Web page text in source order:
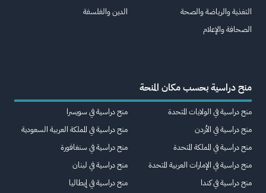
التغذية والرياضة والصحة
الصحافة والإعلام
الدين والفلسفة
منح دراسية بحسب مكان المنحة
منح دراسية في الولايات المتحدة
منح دراسية في الأردن
منح دراسية في المملكة المتحدة
منح دراسية في الإمارات العربية المتحدة
منح دراسية في كندا
منح دراسية في سويسرا
منح دراسية في المملكة العربية السعودية
منح دراسية في سنغافورة
منح دراسية في لبنان
منح دراسية في إيطاليا